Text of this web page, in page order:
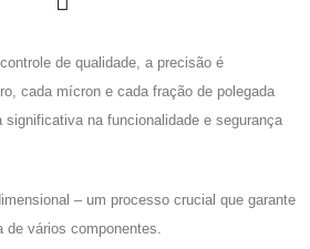
de qualidade, a precisão é
cada mícron e cada fração de polegada
significativa na funcionalidade e segurança
– um processo crucial que garante
de vários componentes.